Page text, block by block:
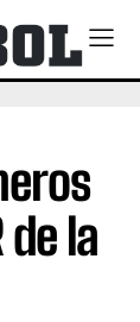
de la